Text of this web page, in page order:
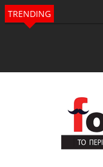
TRENDING